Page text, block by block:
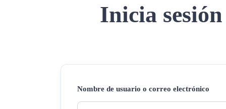
Inicia sesión
Nombre de usuario o correo electrónico